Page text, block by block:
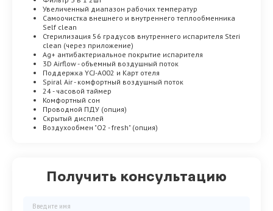
Получить консультацию
Увеличенный диапазон рабочих температур
Самоочистка внешнего и внутреннего теплообменника
Self clean
Стерилизация 56 градусов внутреннего испарителя Steri
clean (через приложение)
Ag+ антибактериальное покрытие испарителя
3D Airflow - объемный воздушный поток
Поддержка YCJ-A002 и Карт отеля
Spiral Air - комфортный воздушный поток
24 - часовой таймер
Комфортный сон
Проводной ПДУ (опция)
Скрытый дисплей
Воздухообмен "О2 - fresh" (опция)